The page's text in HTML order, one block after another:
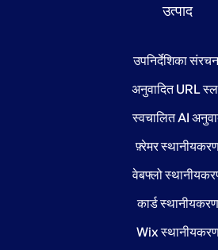
उत्पाद
उपनिर्देशिका
अनुवादित URL
स्वचालित AI
फ़्रेमर
वेबफ्लो
कार्ड स्थानीयकरण
Wix